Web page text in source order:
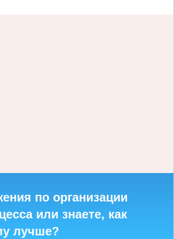
по организации
или знаете, как
лучше?